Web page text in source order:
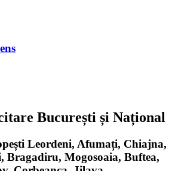
București și Național
Leordeni, Afumați, Chiajna,
Bragadiru, Mogosoaia, Buftea,